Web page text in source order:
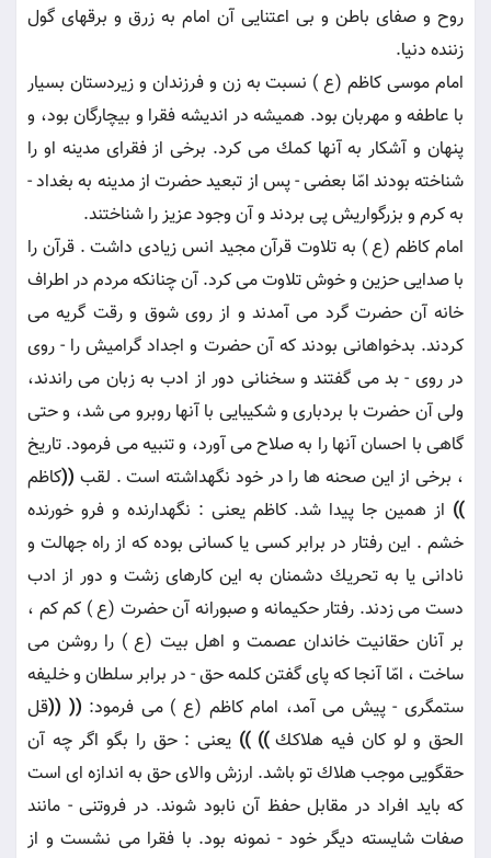
روح و صفاى باطن و بى اعتنايى آن امام به زرق و برقهاى گول
زننده دنيا.
امام موسى كاظم (ع ) نسبت به زن و فرزندان و زيردستان بسيار
با عاطفه و مهربان بود. هميشه در انديشه فقرا و بيچارگان بود، و
پنهان و آشكار به آنها كمك مى كرد. برخى از فقراى مدينه او را
شناخته بودند امّا بعضى - پس از تبعيد حضرت از مدينه به بغداد -
به كرم و بزرگواريش پى بردند و آن وجود عزيز را شناختند.
امام كاظم (ع ) به تلاوت قرآن مجيد انس زيادى داشت . قرآن را
با صدايى حزين و خوش تلاوت مى كرد. آن چنانكه مردم در اطراف
خانه آن حضرت گرد مى آمدند و از روى شوق و رقت گريه مى
كردند. بدخواهانى بودند كه آن حضرت و اجداد گراميش را - روى
در روى - بد مى گفتند و سخنانى دور از ادب به زبان مى راندند،
ولى آن حضرت با بردبارى و شكيبايى با آنها روبرو مى شد، و حتى
گاهى با احسان آنها را به صلاح مى آورد، و تنبيه مى فرمود. تاريخ
، برخى از اين صحنه ها را در خود نگهداشته است . لقب ((كاظم
)) از همين جا پيدا شد. كاظم يعنى : نگهدارنده و فرو خورنده
خشم . اين رفتار در برابر كسى يا كسانى بوده كه از راه جهالت و
نادانى يا به تحريك دشمنان به اين كارهاى زشت و دور از ادب
دست مى زدند. رفتار حكيمانه و صبورانه آن حضرت (ع ) كم كم ،
بر آنان حقانيت خاندان عصمت و اهل بيت (ع ) را روشن مى
ساخت ، امّا آنجا كه پاى گفتن كلمه حق - در برابر سلطان و خليفه
ستمگرى - پيش مى آمد، امام كاظم (ع ) مى فرمود: ((
((قل
الحق و لو كان فيه هلاكك))
)) يعنى : حق را بگو اگر چه آن
حقگويى موجب هلاك تو باشد. ارزش والاى حق به اندازه اى است
كه بايد افراد در مقابل حفظ آن نابود شوند. در فروتنى - مانند
صفات شايسته ديگر خود - نمونه بود. با فقرا مى نشست و از